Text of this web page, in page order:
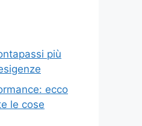
più
ecco
le cose